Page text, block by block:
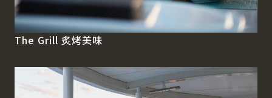
The Grill 炙烤美味